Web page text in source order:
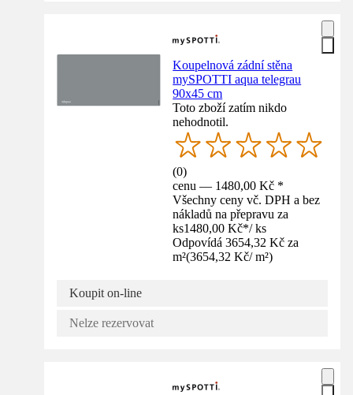
Koupelnová zádní stěna
mySPOTTI aqua telegrau
90x45 cm
Toto zboží zatím nikdo
nehodnotil.
(0)
cenu — 1480,00 Kč *
Všechny ceny vč. DPH a bez
nákladů na přepravu za
ks1480,00 Kč*/ ks
Odpovídá 3654,32 Kč za
m²(3654,32 Kč/ m²)
Koupit on-line
Nelze rezervovat